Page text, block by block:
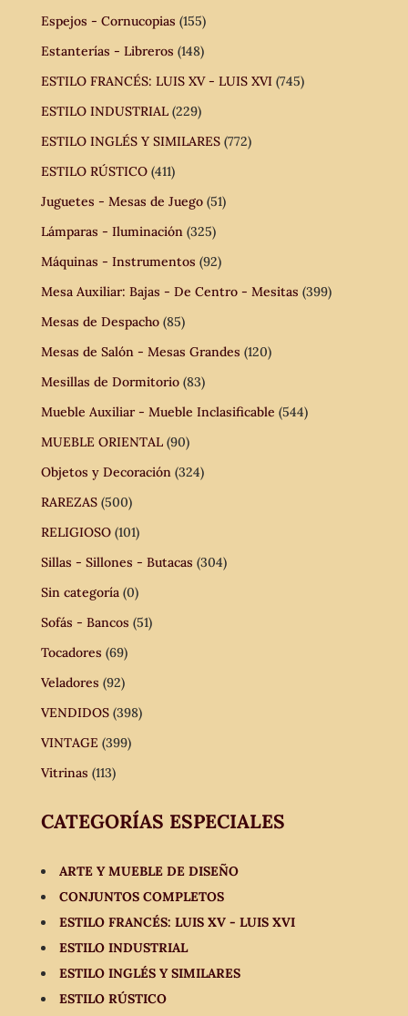
Espejos - Cornucopias (155)
Estanterías - Libreros (148)
ESTILO FRANCÉS: LUIS XV - LUIS XVI (745)
ESTILO INDUSTRIAL (229)
ESTILO INGLÉS Y SIMILARES (772)
ESTILO RÚSTICO (411)
Juguetes - Mesas de Juego (51)
Lámparas - Iluminación (325)
Máquinas - Instrumentos (92)
Mesa Auxiliar: Bajas - De Centro - Mesitas (399)
Mesas de Despacho (85)
Mesas de Salón - Mesas Grandes (120)
Mesillas de Dormitorio (83)
Mueble Auxiliar - Mueble Inclasificable (544)
MUEBLE ORIENTAL (90)
Objetos y Decoración (324)
RAREZAS (500)
RELIGIOSO (101)
Sillas - Sillones - Butacas (304)
Sin categoría (0)
Sofás - Bancos (51)
Tocadores (69)
Veladores (92)
VENDIDOS (398)
VINTAGE (399)
Vitrinas (113)
CATEGORÍAS ESPECIALES
ARTE Y MUEBLE DE DISEÑO
CONJUNTOS COMPLETOS
ESTILO FRANCÉS: LUIS XV - LUIS XVI
ESTILO INDUSTRIAL
ESTILO INGLÉS Y SIMILARES
ESTILO RÚSTICO